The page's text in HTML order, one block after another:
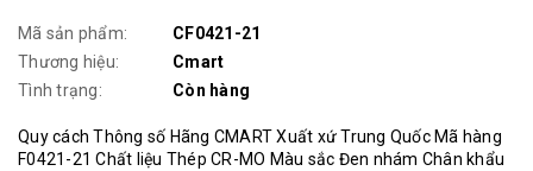
Mã sản phẩm:
CF0421-21
Thương hiệu:
Cmart
Tình trạng:
Còn hàng
Quy cách Thông số Hãng CMART Xuất xứ Trung Quốc Mã hàng
F0421-21 Chất liệu Thép CR-MO Màu sắc Đen nhám Chân khẩu